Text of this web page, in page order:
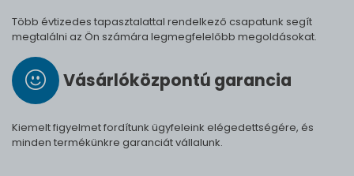
Több évtizedes tapasztalattal rendelkező csapatunk segít
megtalálni az Ön számára legmegfelelőbb megoldásokat.
Vásárló­köz­pontú ga­ran­cia
Kiemelt figyelmet fordítunk ügyfeleink elégedettségére, és
minden termékünkre garanciát vállalunk.